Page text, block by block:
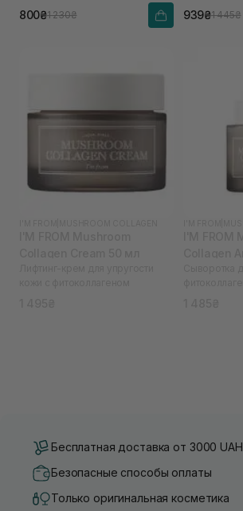
800₴1 230₴ 939₴1 445₴
Бесплатная доставка от 3000 UAH
Безопасные способы оплаты
Только оригинальная косметика